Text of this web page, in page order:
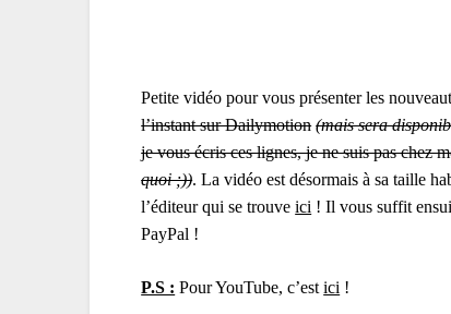
Petite vidéo pour vous présenter les
l’instant sur Dailymotion (mais sera
je vous écris ces lignes, je ne suis pas chez
quoi ;)). La vidéo est désormais à sa taille
l’éditeur qui se trouveici ! Il vous suffit
PayPal !
P.S : Pour YouTube, c’estici !